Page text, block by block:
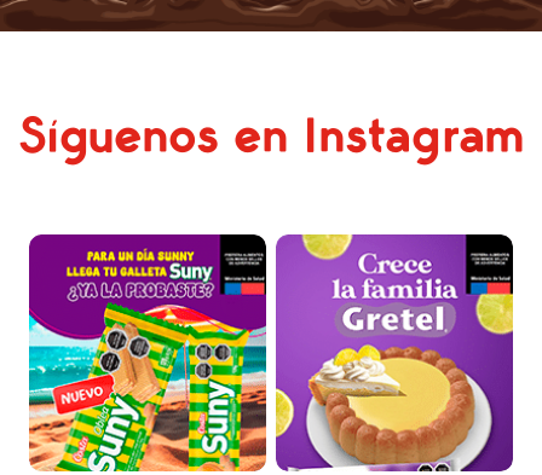
Síguenos en Instagram